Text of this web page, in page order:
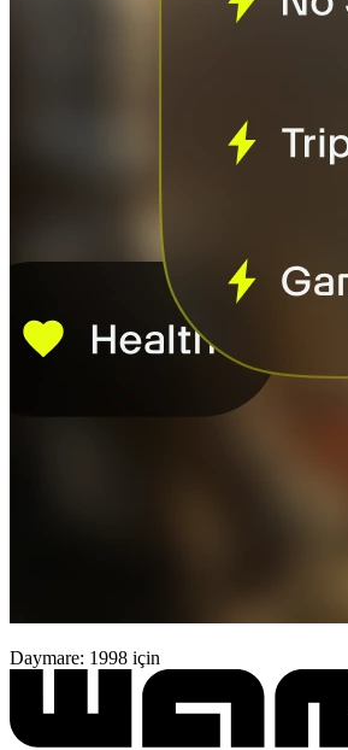
Daymare: 1998 için